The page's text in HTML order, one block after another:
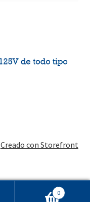
Creado con Storefront
0